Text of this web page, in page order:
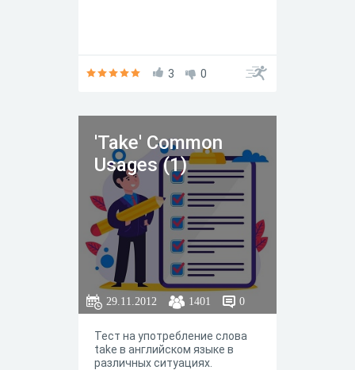
3 0
'Take' Common
Usages (1)
29.11.2012 1401 0
Тест на употребление слова
take в английском языке в
различных ситуациях.